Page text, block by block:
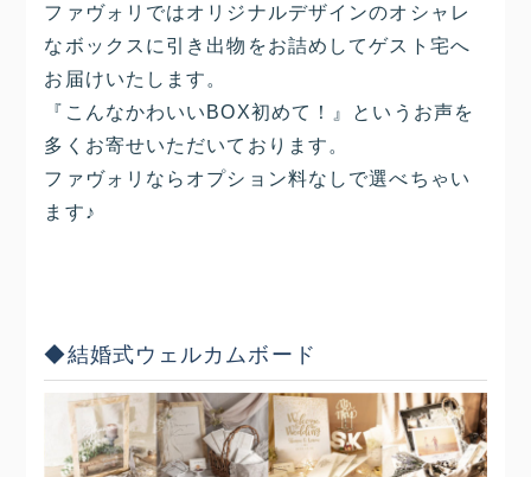
ファヴォリではオリジナルデザインのオシャレ
なボックスに引き出物をお詰めしてゲスト宅へ
お届けいたします。
『こんなかわいいBOX初めて！』というお声を
多くお寄せいただいております。
ファヴォリならオプション料なしで選べちゃい
ます♪
◆結婚式ウェルカムボード